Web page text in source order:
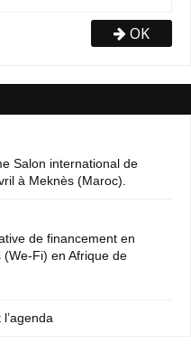
OK
Salon international de
à Meknès (Maroc).
de financement en
Fi) en Afrique de